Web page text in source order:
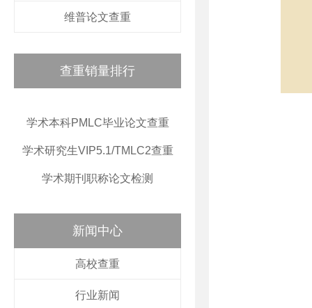
维普论文查重
查重销量排行
学术本科PMLC毕业论文查重
学术研究生VIP5.1/TMLC2查重
学术期刊职称论文检测
新闻中心
高校查重
行业新闻